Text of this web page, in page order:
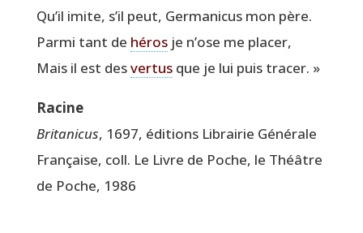
Qu’il imite, s’il peut, Ger­ma­ni­cus mon père.
Par­mi tant de hérosje n’ose me placer,
Mais il est desver­tusque je lui puis tracer. »
Racine
Bri­ta­ni­cus, 1697, édi­tions Librai­rie Géné­rale
Fran­çaise, coll. Le Livre de Poche, le Théâtre
de Poche, 1986